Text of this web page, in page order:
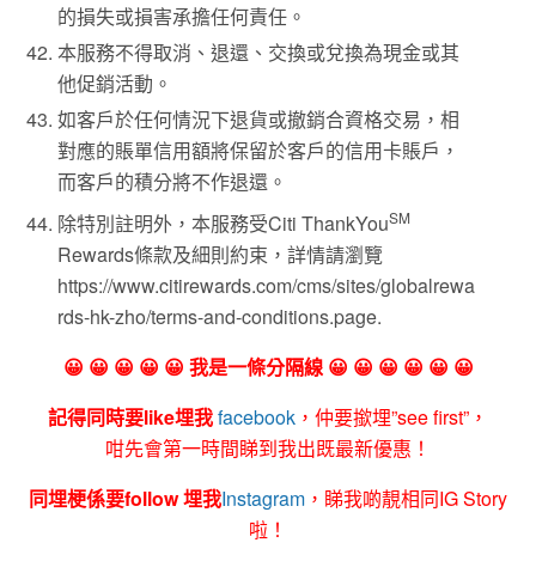
的損失或損害承擔任何責任。
本服務不得取消、退還、交換或兌換為現金或其
他促銷活動。
如客戶於任何情況下退貨或撤銷合資格交易，相
對應的賬單信用額將保留於客戶的信用卡賬戶，
而客戶的積分將不作退還。
除特別註明外，本服務受Citi ThankYouSM
Rewards條款及細則約束，詳情請瀏覽
https://www.citirewards.com/cms/sites/globalrewa
rds-hk-zho/terms-and-conditions.page.
😀 😀 😀 😀 😀 我是一條分隔線 😀 😀 😀 😀 😀 😀
記得同時要like埋我facebook ，仲要撳埋”see first”，
咁先會第一時間睇到我出既最新優惠！
同埋梗係要follow 埋我Instagram ，睇我啲靚相同IG Story
啦！